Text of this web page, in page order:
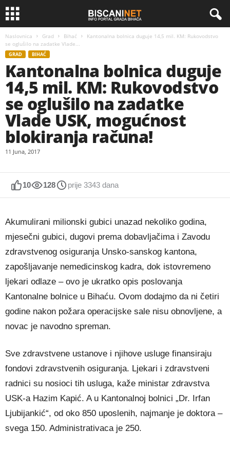
Naslovnica Grad Bihać
Kantonalna bolnica duguje 14,5 mil. KM: Rukovodstvo
se oglušilo na zadatke Vlade...
GRAD BIHAĆ
Kantonalna bolnica duguje
14,5 mil. KM: Rukovodstvo
se oglušilo na zadatke
Vlade USK, mogućnost
blokiranja računa!
11 Juna, 2017
10 128 prije 3343 dana
Akumulirani milionski gubici unazad nekoliko godina,
mjesečni gubici, dugovi prema dobavljačima i Zavodu
zdravstvenog osiguranja Unsko-sanskog kantona,
zapošljavanje nemedicinskog kadra, dok istovremeno
ljekari odlaze – ovo je ukratko opis poslovanja
Kantonalne bolnice u Bihaću. Ovom dodajmo da ni četiri
godine nakon požara operacijske sale nisu obnovljene, a
novac je navodno spreman.
Sve zdravstvene ustanove i njihove usluge finansiraju
fondovi zdravstvenih osiguranja. Ljekari i zdravstveni
radnici su nosioci tih usluga, kaže ministar zdravstva
USK-a Hazim Kapić. A u Kantonalnoj bolnici „Dr. Irfan
Ljubijankić“, od oko 850 uposlenih, najmanje je doktora –
svega 150. Administrativaca je 250.